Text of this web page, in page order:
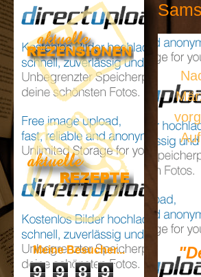
Meine Besucher...
9 9 8
9